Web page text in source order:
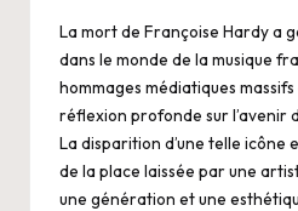
La mort de Françoise Hardy a
dans le monde de la musique
hommages médiatiques
réflexion profonde sur l’avenir
La disparition d’une telle icône
de la place laissée par une
une génération et une